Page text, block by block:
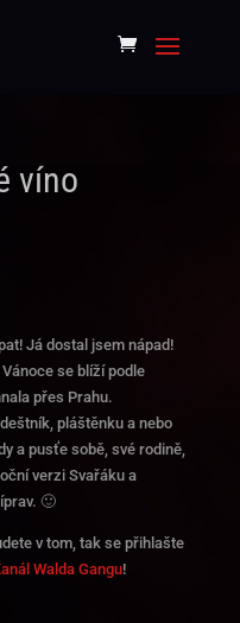
víno
Já dostal jsem nápad!
se blíží podle
přes Prahu.
pláštěnku a nebo
a pusťe sobě, své rodině,
verzi Svařáku a
🙂
v tom, tak se přihlašte
Walda Gangu!